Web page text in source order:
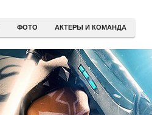
ФОТО АКТЕРЫ И КОМАНДА